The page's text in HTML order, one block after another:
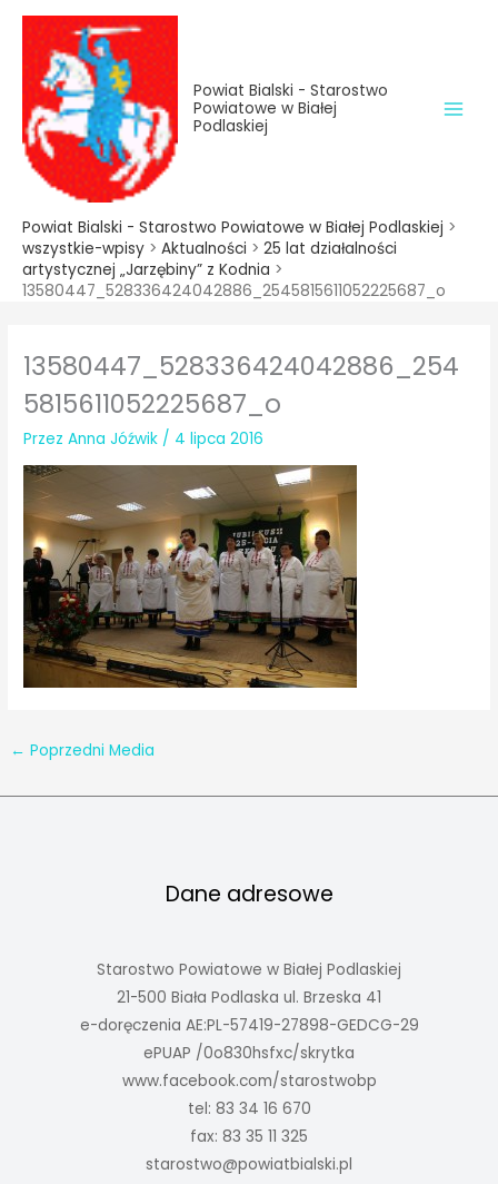
treści
Przejdź
treści
Powiat Bialski - Starostwo
Powiatowe w Białej
Podlaskiej
Powiat Bialski - Starostwo Powiatowe w Białej Podlaskiej >
wszystkie-wpisy > Aktualności > 25 lat działalności
artystycznej „Jarzębiny” z Kodnia >
13580447_528336424042886_2545815611052225687_o
13580447_528336424042886_254
5815611052225687_o
PrzezAnna Jóźwik / 4 lipca 2016
← Poprzedni Media
Dane adresowe
Starostwo Powiatowe w Białej Podlaskiej
21-500 Biała Podlaska ul. Brzeska 41
e-doręczenia AE:PL-57419-27898-GEDCG-29
ePUAP /0o830hsfxc/skrytka
www.facebook.com/starostwobp
tel: 83 34 16 670
fax: 83 35 11 325
starostwo@powiatbialski.pl